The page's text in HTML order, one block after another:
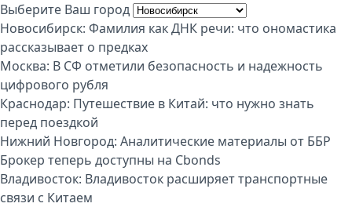
Выберите Ваш город
Новосибирск: Фамилия как ДНК речи: что ономастика
рассказывает о предках
Москва: В СФ отметили безопасность и надежность
цифрового рубля
Краснодар: Путешествие в Китай: что нужно знать
перед поездкой
Нижний Новгород: Аналитические материалы от ББР
Брокер теперь доступны на Cbonds
Владивосток: Владивосток расширяет транспортные
связи с Китаем